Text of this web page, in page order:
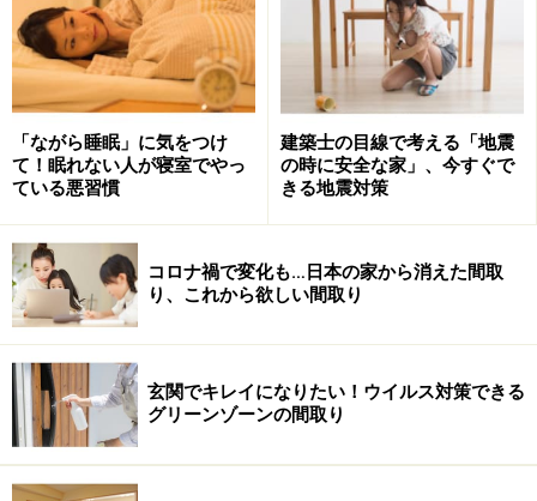
介します。
【目次】
１．築10年前後の家の劣化の実例
２．築10年前後の家のリフォームのポイント
３．築15年～築20年前後の家の劣化の実例
５．築25年超の家の劣化の実例
６．築25年超の家のリフォームのポイント
７．一戸建てのメンテナンス費用は自分で積み立てる必
要がある
築10年前後の家の劣化の実例
「ながら睡眠」に気をつけ
て！眠れない人が寝室でやっ
ている悪習慣
建築士の目線で考える「地震
の時に安全な家」、今すぐで
きる地震対策
コロナ禍で変化も…日本の家から消えた間取
り、これから欲しい間取り
玄関でキレイになりたい！ウイルス対策できる
グリーンゾーンの間取り